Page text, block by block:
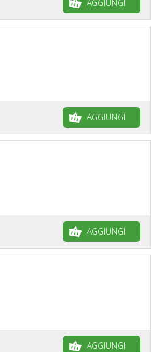
AGGIUNGI
AGGIUNGI
AGGIUNGI
AGGIUNGI